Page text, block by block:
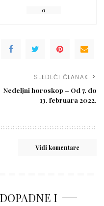
0
SLEDEĆI ČLANAK
Nedeljni horoskop – Od 7. do
13. februara 2022.
Vidi komentare
I